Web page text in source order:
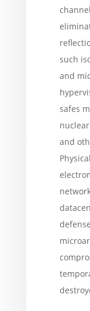
such
and
safes
and